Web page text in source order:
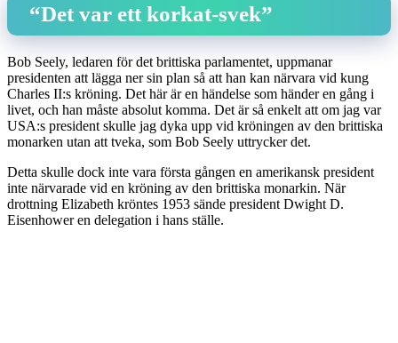
“Det var ett korkat-svek”
Bob Seely, ledaren för det brittiska parlamentet, uppmanar
presidenten att lägga ner sin plan så att han kan närvara vid kung
Charles II:s kröning. Det här är en händelse som händer en gång i
livet, och han måste absolut komma. Det är så enkelt att om jag var
USA:s president skulle jag dyka upp vid kröningen av den brittiska
monarken utan att tveka, som Bob Seely uttrycker det.
Detta skulle dock inte vara första gången en amerikansk president
inte närvarade vid en kröning av den brittiska monarkin. När
drottning Elizabeth kröntes 1953 sände president Dwight D.
Eisenhower en delegation i hans ställe.